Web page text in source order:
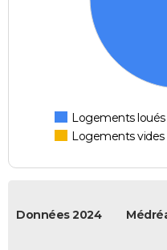
Logements loués
Logements vides
Données 2024